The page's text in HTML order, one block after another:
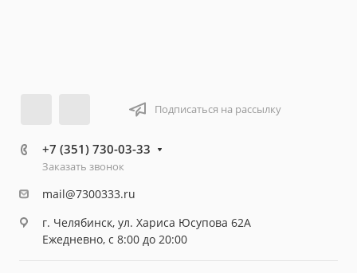
Подписаться на рассылку
+7 (351) 730-03-33
Заказать звонок
mail@7300333.ru
г. Челябинск, ул. Хариса Юсупова 62А
Ежедневно, с 8:00 до 20:00